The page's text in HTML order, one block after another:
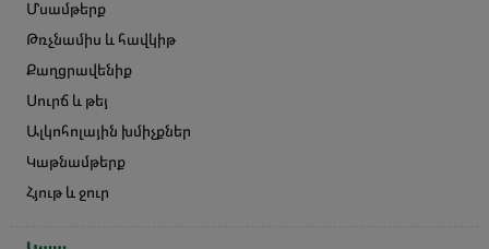
Մսամթերք
Թռչնամիս և հավկիթ
Քաղցրավենիք
Սուրճ և թեյ
Ալկոհոլային խմիչքներ
Կաթնամթերք
Հյութ և ջուր